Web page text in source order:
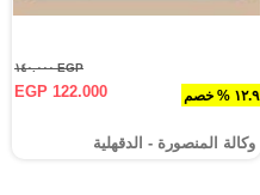
١٢.٩ % خصم
EGP ١٤٠.٠٠٠
EGP 122.000
وكالة المنصورة - الدقهلية‎